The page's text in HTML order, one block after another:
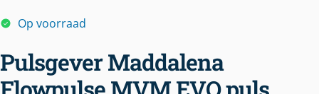
Op voorraad
Pulsgever Maddalena